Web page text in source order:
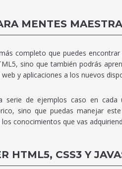
MENTES
completo que puedes
sino que también podrás
y aplicaciones a los nuevos
serie de ejemplos caso en
sino que puedas manejar
conocimientos que vas
HTML5, CSS3 Y